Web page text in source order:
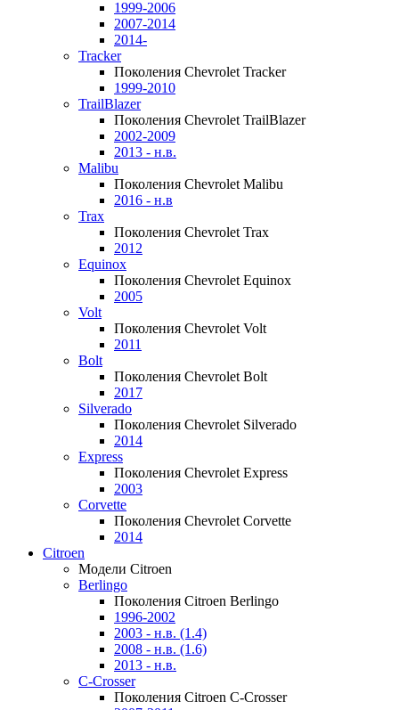
1999-2006
2007-2014
2014-
Tracker
Поколения Chevrolet Tracker
1999-2010
TrailBlazer
Поколения Chevrolet TrailBlazer
2002-2009
2013 - н.в.
Malibu
Поколения Chevrolet Malibu
2016 - н.в
Trax
Поколения Chevrolet Trax
2012
Equinox
Поколения Chevrolet Equinox
2005
Volt
Поколения Chevrolet Volt
2011
Bolt
Поколения Chevrolet Bolt
2017
Silverado
Поколения Chevrolet Silverado
2014
Express
Поколения Chevrolet Express
2003
Corvette
Поколения Chevrolet Corvette
2014
Citroen
Модели Citroen
Berlingo
Поколения Citroen Berlingo
1996-2002
2003 - н.в. (1.4)
2008 - н.в. (1.6)
2013 - н.в.
C-Crosser
Поколения Citroen C-Crosser